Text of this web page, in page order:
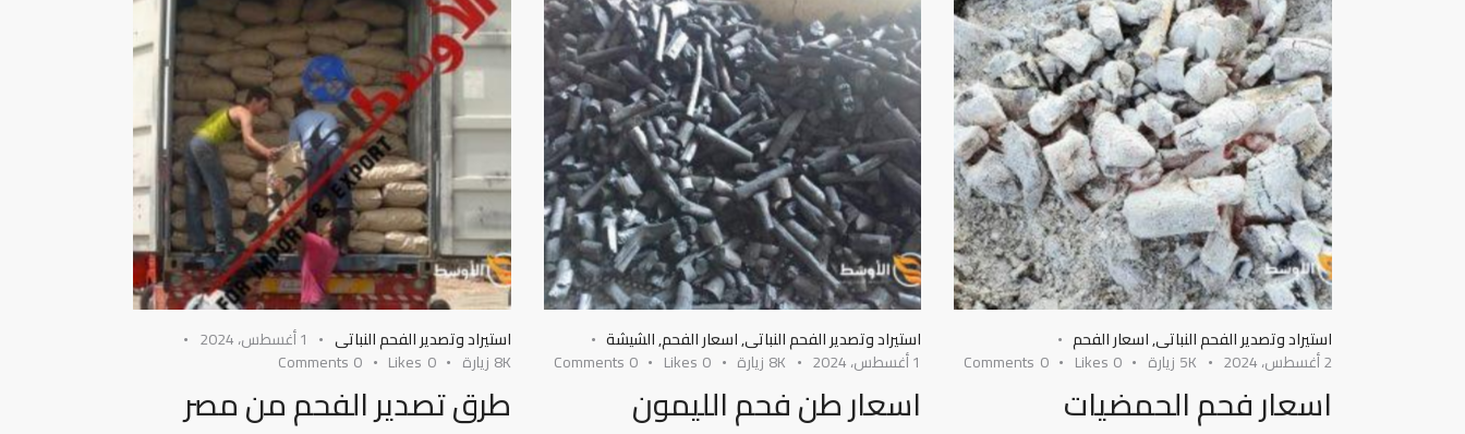
استيراد وتصدير الفحم النباتى,اسعار الفحم
2 أغسطس، 2024
5K زيارة 0
Likes
0
Comments
اسعار فحم الحمضيات
استيراد وتصدير الفحم النباتى,اسعار الفحم,الشيشة
1 أغسطس، 2024
8K زيارة 0
Likes
0
Comments
اسعار طن فحم الليمون
استيراد وتصدير الفحم النباتى
1 أغسطس، 2024
8K زيارة 0
Likes
0
Comments
طرق تصدير الفحم من مصر